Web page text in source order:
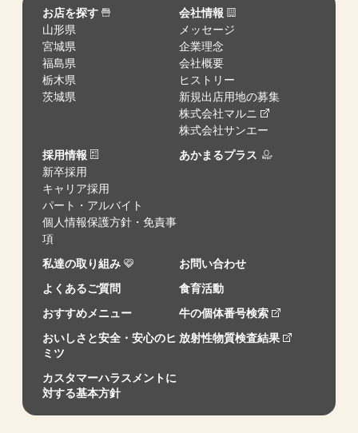
お店を探す
山形県
宮城県
福島県
栃木県
茨城県
会社情報
メッセージ
企業理念
会社概要
ヒストリー
新規出店用地の募集
株式会社マルニ
株式会社サンエー
採用情報
新卒採用
キャリア採用
パート・アルバイト
個人情報保護方針・免責事
項
あかまるプラス
私達の取り組み
お問い合わせ
よくあるご質問
食育活動
おすすめメニュー
牛の個体番号検索
おいしさと安全・安心のヒ
ミツ
放射性物質検査結果
カスタマーハラスメントに
対する基本方針